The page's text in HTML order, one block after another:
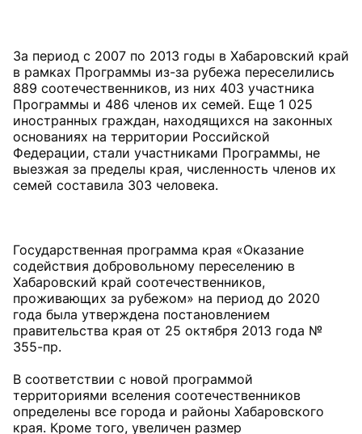
За период с 2007 по 2013 годы в Хабаровский край
в рамках Программы из-за рубежа переселились
889 соотечественников, из них 403 участника
Программы и 486 членов их семей. Еще 1 025
иностранных граждан, находящихся на законных
основаниях на территории Российской
Федерации, стали участниками Программы, не
выезжая за пределы края, численность членов их
семей составила 303 человека.
Государственная программа края «Оказание
содействия добровольному переселению в
Хабаровский край соотечественников,
проживающих за рубежом» на период до 2020
года была утверждена постановлением
правительства края от 25 октября 2013 года №
355-пр.
В соответствии с новой программой
территориями вселения соотечественников
определены все города и районы Хабаровского
края. Кроме того, увеличен размер